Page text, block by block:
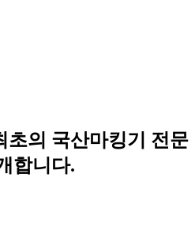
초의 국산마킹기 전문
합니다.